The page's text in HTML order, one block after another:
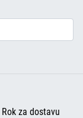
za dostavu